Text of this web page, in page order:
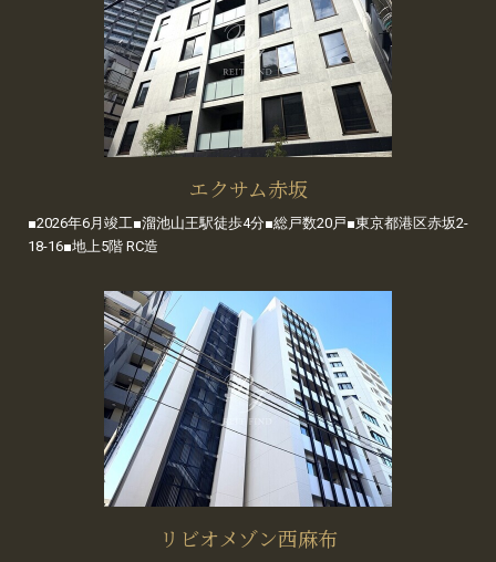
エクサム赤坂
■2026年6月竣工■溜池山王駅徒歩4分■総戸数20戸■東京都港区赤坂2-
18-16■地上5階 RC造
リビオメゾン西麻布